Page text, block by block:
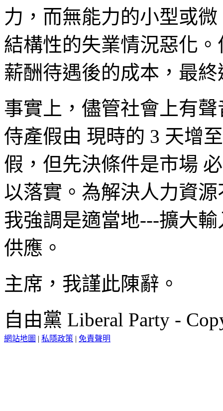
力，而無能力的小型或
結構性的失業情況惡化
薪酬待遇後的成本，最
事實上，儘管社會上有
侍產假由 現時的 3 天增
假，但先決條件是市場
以落實。為解決人力資
我強調是適當地---擴大
供應。
主席，我謹此陳辭。
自由黨 Liberal Party -
網站地圖 | 私隱政策 | 免責聲明